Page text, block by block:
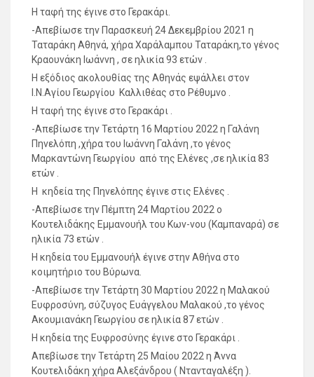
Η ταφή της έγινε στο Γερακάρι.
-Απεβίωσε την Παρασκευή 24 Δεκεμβρίου 2021 η
Ταταράκη Αθηνά, χήρα Χαράλαμπου Ταταράκη,το γένος
Κραουνάκη Ιωάννη , σε ηλικία 93 ετών .
Η εξόδιος ακολουθίας της Αθηνάς εψάλλει στον
Ι.Ν.Αγίου Γεωργίου Καλλιθέας στο Ρέθυμνο .
Η ταφή της έγινε στο Γερακάρι .
-Απεβίωσε την Τετάρτη 16 Μαρτίου 2022 η Γαλάνη
Πηνελόπη ,χήρα του Ιωάννη Γαλάνη ,το γένος
Μαρκαντώνη Γεωργίου από της Ελένες ,σε ηλικία 83
ετών .
Η κηδεία της Πηνελόπης έγινε στις Ελένες .
-Απεβίωσε την Πέμπτη 24 Μαρτίου 2022 ο
Κουτελιδάκης Εμμανουήλ του Κων-νου (Καμπαναρά) σε
ηλικία 73 ετών .
Η κηδεία του Εμμανουήλ έγινε στην Αθήνα στο
κοιμητήριο του Βύρωνα.
-Απεβίωσε την Τετάρτη 30 Μαρτίου 2022 η Μαλακού
Ευφροσύνη, σύζυγος Ευάγγελου Μαλακού ,το γένος
Ακουμιανάκη Γεωργίου σε ηλικία 87 ετών .
Η κηδεία της Ευφροσύνης έγινε στο Γερακάρι .
Απεβίωσε την Τετάρτη 25 Μαίου 2022 η Άννα
Κουτελιδάκη χήρα Αλεξάνδρου ( Ντανταγαλέξη ).